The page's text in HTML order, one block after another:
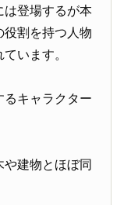
は登場するが本
役割を持つ人物
います。
るキャラクター
建物とほぼ同